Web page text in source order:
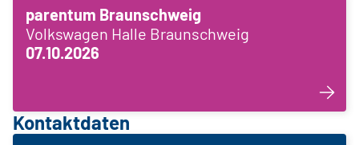
parentum Braunschweig
Volkswagen Halle Braunschweig
07.10.2026
Kontaktdaten